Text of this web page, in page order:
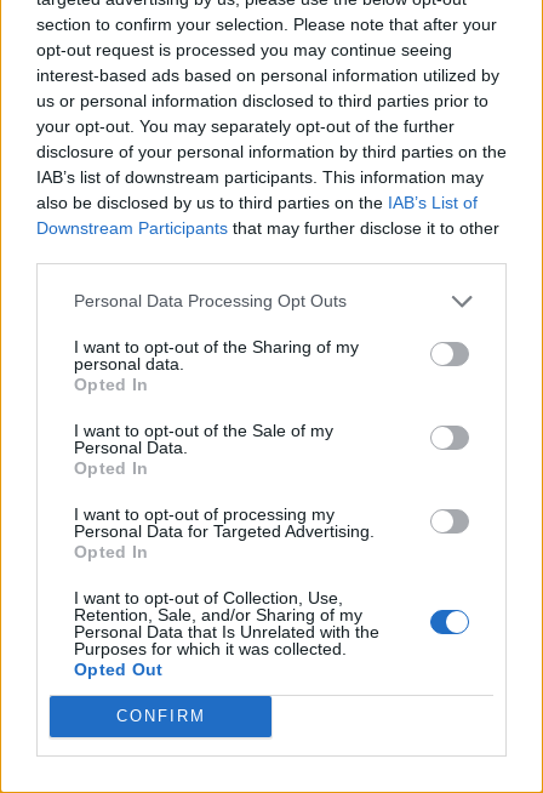
section to confirm your selection. Please note that after your
opt-out request is processed you may continue seeing
interest-based ads based on personal information utilized by
us or personal information disclosed to third parties prior to
your opt-out. You may separately opt-out of the further
disclosure of your personal information by third parties on the
IAB’s list of downstream participants. This information may
also be disclosed by us to third parties on the IAB’s List of
Downstream Participants that may further disclose it to other
Personal Data Processing Opt Outs
I want to opt-out of the Sharing of my
personal data.
Opted In
I want to opt-out of the Sale of my
Personal Data.
Opted In
I want to opt-out of processing my
Personal Data for Targeted Advertising.
Opted In
I want to opt-out of Collection, Use,
Retention, Sale, and/or Sharing of my
Personal Data that Is Unrelated with the
Purposes for which it was collected.
Opted Out
CONFIRM
mit Ihrer Freundesliste, mehr Spieler bedeutet mehr Umsatz
für den Entwickler, also helfen Sie ihm zu wachsen.
Suche nach Buchstaben.
Geben Sie alle Buchstaben
des Puzzles ein:
Suche
nach
Buchstaben.
Puzzles
Wählen Sie Ihr Puzzle aus:
Puzzle nicht gefunden.
Hier können Sie nach Ihrer Antwort anhand der
Levelnummer suchen, aber wir empfehlen Ihnen, die Suche
nach Buchstaben zu verwenden.
Wählen Sie Ihr Level:
Wort Kreuz Level 1
Wort Kreuz Level 2
Wort Kreuz Level 3
Wort Kreuz Level 4